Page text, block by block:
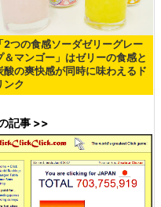
「2つの食感ソーダゼリーグレー
＆マンゴー」はゼリーの食感と
酸の爽快感が同時に味わえるド
ンク
記事 >>